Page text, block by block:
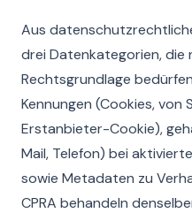
Aus
drei Datenkategorien, die
Rechtsgrundlage
Kennungen (Cookies, von
Erstanbieter-Cookie),
Mail, Telefon) bei
sowie Metadaten zu
CPRA behandeln